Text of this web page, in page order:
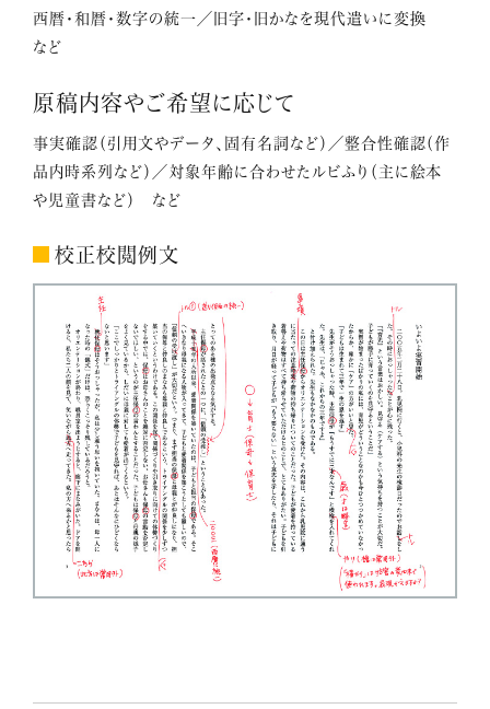
西暦・和暦・数字の統一／旧字・旧かなを現代遣いに変換
など
原稿内容やご希望に応じて
事実確認（引用文やデータ、固有名詞など）／整合性確認（作
品内時系列など）／対象年齢に合わせたルビふり（主に絵本
や児童書など） など
校正校閲例文